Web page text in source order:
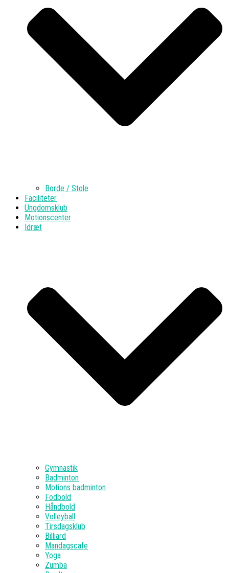
Borde / Stole
Faciliteter
Ungdomsklub
Motionscenter
Idræt
Gymnastik
Badminton
Motions badminton
Fodbold
Håndbold
Volleyball
Tirsdagsklub
Billiard
Mandagscafe
Yoga
Zumba